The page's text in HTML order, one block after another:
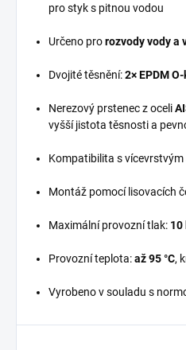
pro styk s pitnou vodou
Určeno prorozvody vody a
Dvojité těsnění:2× EPDM
Nerezový prstenec z oceli
vyšší jistota těsnosti a
Kompatibilita s
Montáž pomocí lisovacích
Maximální provozní tlak: 10
Provozní teplota:až 95 °C,
Vyrobeno v souladu s